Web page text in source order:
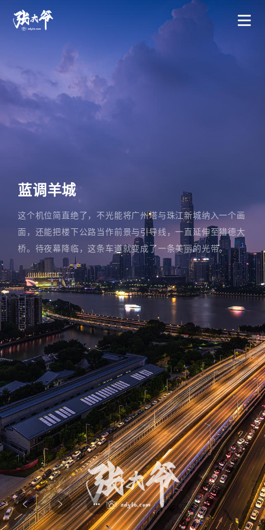
蓝调羊城
这个机位简直绝了，不光能将广州塔与珠江新城纳入一个画
面，还能把楼下公路当作前景与引导线，一直延伸至猎德大
桥。待夜幕降临，这条车道就变成了一条美丽的光带。